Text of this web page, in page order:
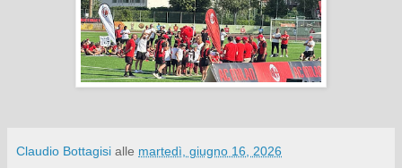
Claudio Bottagisi alle martedì, giugno 16, 2026